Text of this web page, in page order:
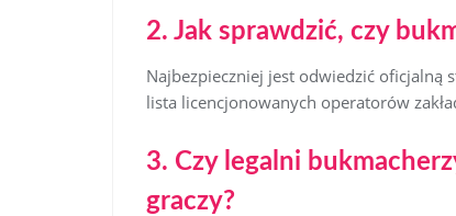
2. Jak sprawdzić, czy
Najbezpieczniej jest odwiedzić oficjalną
lista licencjonowanych operatorów
3. Czy legalni
graczy?